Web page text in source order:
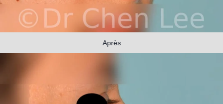
Après